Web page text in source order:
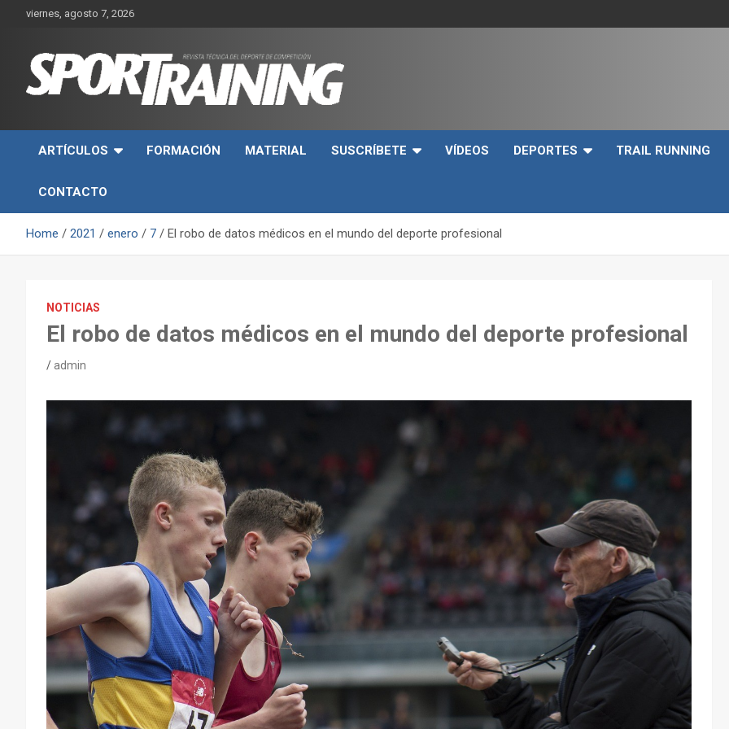
viernes, agosto 7, 2026
Revista técnica del
rendimiento, nutrición y entrenamiento.
ARTÍCULOS
FORMACIÓN MATERIAL SUSCRÍBETE VÍDEOS DEPORTES TRAIL RUNNING
CONTACTO
Home 2021 enero 7 El robo de datos médicos en el mundo del deporte profesional
NOTICIAS
El robo de datos médicos en el mundo del deporte profesional
admin